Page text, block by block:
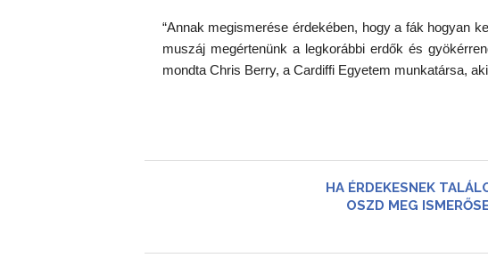
“Annak megismerése érdekében, hogy a fák hogyan
muszáj megértenünk a legkorábbi erdők és
mondta Chris Berry, a Cardiffi Egyetem munkatársa,
HA ÉRDEKESNEK
OSZD MEG